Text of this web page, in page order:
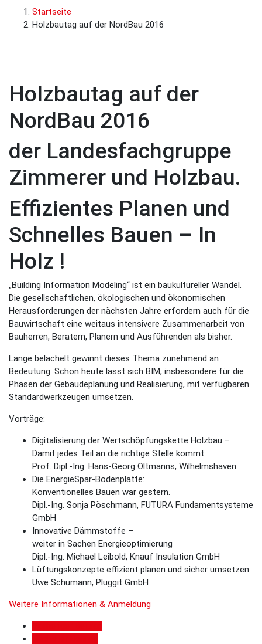
Startseite
Holzbautag auf der NordBau 2016
Holzbautag auf der
NordBau 2016
der Landesfachgruppe
Zimmerer und Holzbau.
Effizientes Planen und
Schnelles Bauen – In
Holz !
„Building Information Modeling“ ist ein baukultureller Wandel.
Die gesellschaftlichen, ökologischen und ökonomischen
Herausforderungen der nächsten Jahre erfordern auch für die
Bauwirtschaft eine weitaus intensivere Zusammenarbeit von
Bauherren, Beratern, Planern und Ausführenden als bisher.
Lange belächelt gewinnt dieses Thema zunehmend an
Bedeutung. Schon heute lässt sich BIM, insbesondere für die
Phasen der Gebäudeplanung und Realisierung, mit verfügbaren
Standardwerkzeugen umsetzen.
Vorträge:
Digitalisierung der Wertschöpfungskette Holzbau –
Damit jedes Teil an die richtige Stelle kommt.
Prof. Dipl.-Ing. Hans-Georg Oltmanns, Wilhelmshaven
Die EnergieSpar-Bodenplatte:
Konventionelles Bauen war gestern.
Dipl.-Ing. Sonja Pöschmann, FUTURA Fundamentsysteme
GmbH
Innovative Dämmstoffe –
weiter in Sachen Energieoptimierung
Dipl.-Ing. Michael Leibold, Knauf Insulation GmbH
Lüftungskonzepte effizient planen und sicher umsetzen
Uwe Schumann, Pluggit GmbH
Weitere Informationen & Anmeldung